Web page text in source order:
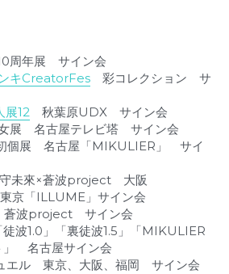
周年展　サイン会
キCreatorFes 彩コレクション　サ
展12 秋葉原UDX　サイン会
展　名古屋テレビ塔　サイン会
個展　名古屋「MIKULIER」　サイ
未來×蒼波project　大阪
京「ILLUME」サイン会
蒼波project　サイン会
波1.0」「裏徒波1.5」「MIKULIER
　名古屋サイン会
エル　東京、大阪、福岡　サイン会